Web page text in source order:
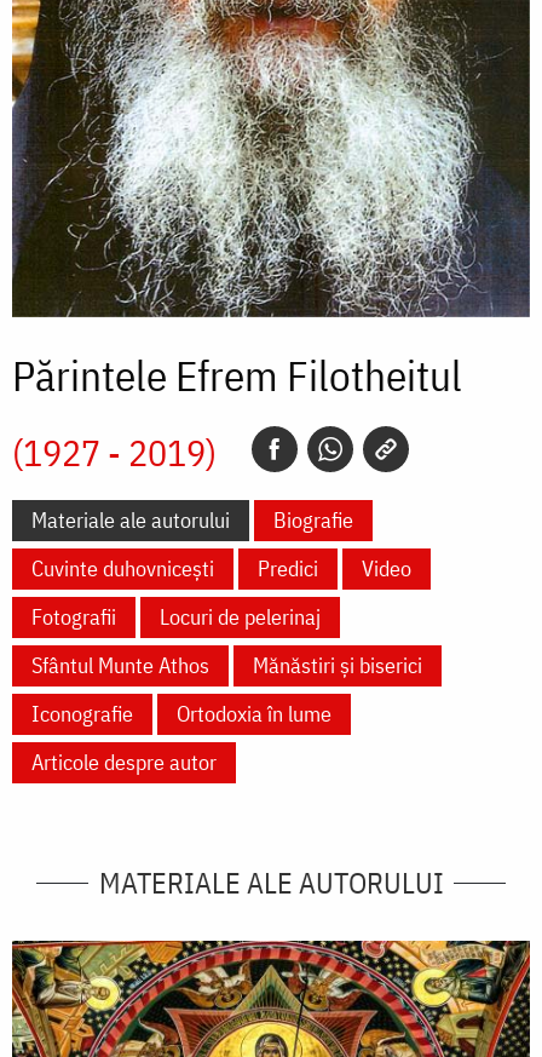
Părintele Efrem Filotheitul
(1927 - 2019)
Materiale ale autorului
Biografie
Cuvinte duhovnicești
Predici
Video
Fotografii
Locuri de pelerinaj
Sfântul Munte Athos
Mănăstiri și biserici
Iconografie
Ortodoxia în lume
Articole despre autor
MATERIALE ALE AUTORULUI